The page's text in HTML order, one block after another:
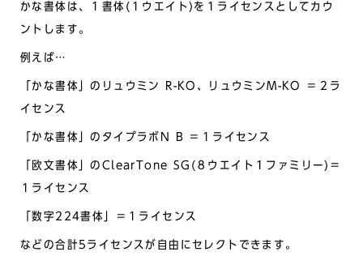
かな書体は、１書体(１ウエイト)を１ライセンスとしてカウ
ントします。
例えば…
「かな書体」のリュウミン R-KO、リュウミンM-KO ＝２ラ
イセンス
「かな書体」のタイプラボN B ＝１ライセンス
「欧文書体」のClearTone SG(８ウエイト１ファミリー)＝
１ライセンス
「数字224書体」＝１ライセンス
などの合計5ライセンスが自由にセレクトできます。